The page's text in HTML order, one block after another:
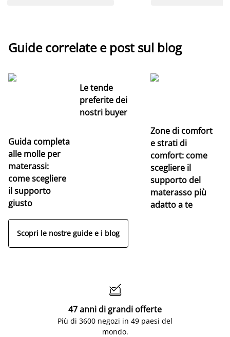
Guide correlate e post sul blog
Guida completa
alle molle per
materassi:
come scegliere
il supporto
giusto
Le tende
preferite dei
nostri buyer
Zone di comfort
e strati di
comfort: come
scegliere il
supporto del
materasso più
adatto a te
Scopri le nostre guide e i blog

47 anni di grandi offerte
Più di 3600 negozi in 49 paesi del
mondo.